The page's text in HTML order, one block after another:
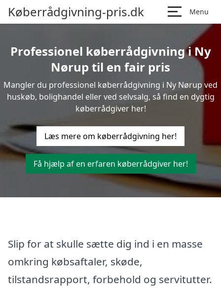
Køberrådgivning-pris.dk Menu
Professionel køberrådgivning i Ny
Nørup til en fair pris
Mangler du professionel køberrådgivning i Ny Nørup ved
huskøb, bolighandel eller ved selvsalg, så find en dygtig
køberrådgiver her!
Læs mere om køberrådgivning her!
Få hjælp af en erfaren køberrådgiver her!
Slip for at skulle sætte dig ind i en masse
omkring købsaftaler, skøde,
tilstandsrapport, forbehold og servitutter.